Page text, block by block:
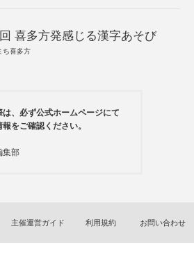
喜多方発感じる漢字あそび
ち喜多方
は、必ず公式ホームページにて
をご確認ください。
集部
主催運営ガイド 利用規約 お問い合わせ